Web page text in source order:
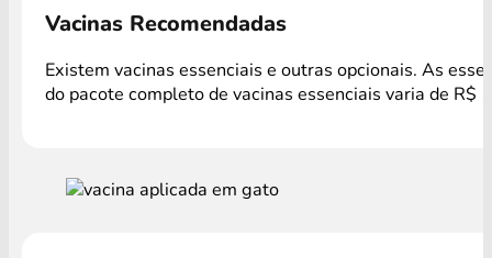
Vacinas Recomendadas
Existem vacinas essenciais e outras opcionais. As
do pacote completo de vacinas essenciais varia de